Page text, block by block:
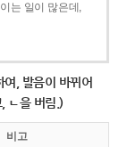
는 일이 많은데,
, 발음이 바뀌어
ㄴ을 버림.)
비고